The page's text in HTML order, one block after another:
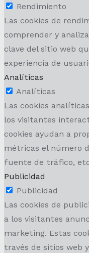
Rendimiento
Las cookies de
comprender y
clave del sitio web
experiencia de
Analíticas
Analíticas
Las cookies
los visitantes
cookies ayudan a
métricas el número
fuente de tráfico,
Publicidad
Publicidad
Las cookies de
a los visitantes
marketing. Estas
través de sitios web